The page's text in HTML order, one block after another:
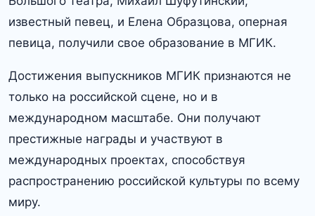
известный певец, и Елена Образцова, оперная
певица, получили свое образование в МГИК.​
Достижения выпускников МГИК признаются не
только на российской сцене, но и в
международном масштабе.​ Они получают
престижные награды и участвуют в
международных проектах, способствуя
распространению российской культуры по всему
миру.